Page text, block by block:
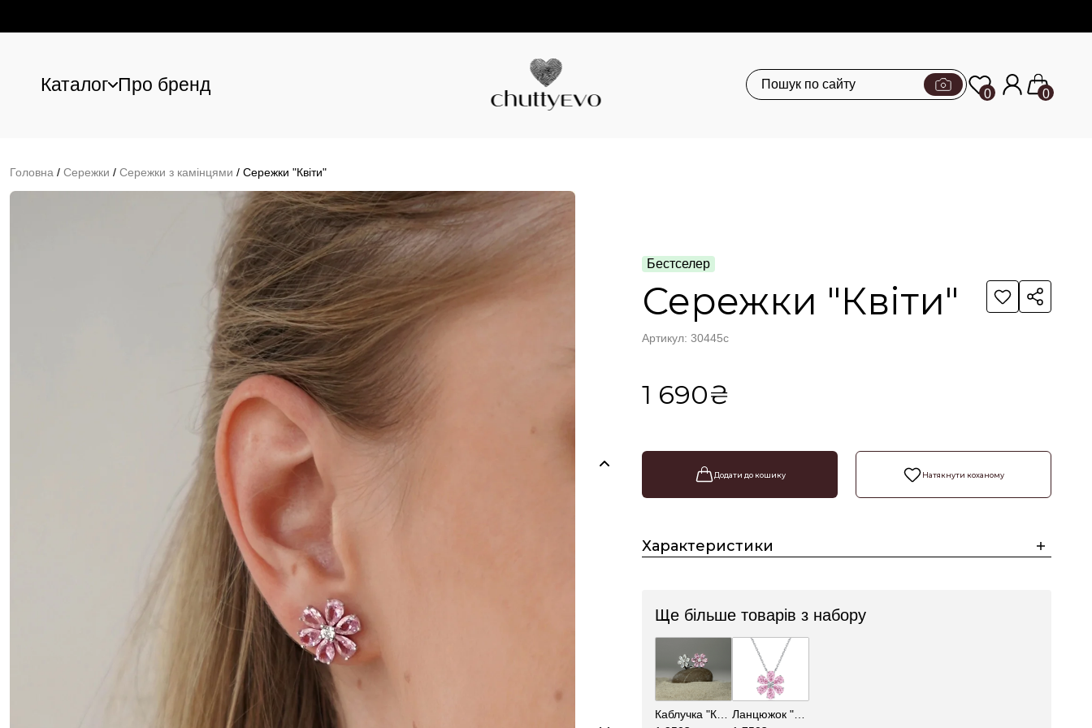
Каталог Про бренд 0 0
Головна / Сережки / Сережки з камінцями / Сережки "Квіти"
Бестселер
Сережки "Квіти"
Артикул: 30445с
1 690₴
Додати до кошику Натякнути коханому
Характеристики
Ще більше товарів з набору